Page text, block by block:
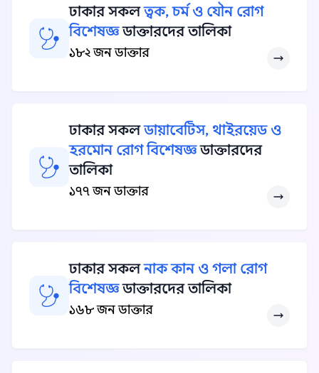
ঢাকার সকলত্বক, চর্ম ও যৌন রোগ
বিশেষজ্ঞডাক্তারদের তালিকা
১৮২ জন ডাক্তার
ঢাকার সকলডায়াবেটিস, থাইরয়েড ও
হরমোন রোগ বিশেষজ্ঞডাক্তারদের
তালিকা
১৭৭ জন ডাক্তার
ঢাকার সকলনাক কান ও গলা রোগ
বিশেষজ্ঞডাক্তারদের তালিকা
১৬৮ জন ডাক্তার